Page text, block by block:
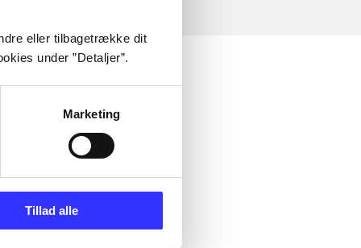
eller tilbagetrække dit
under ”Detaljer”.
Marketing
Tillad alle